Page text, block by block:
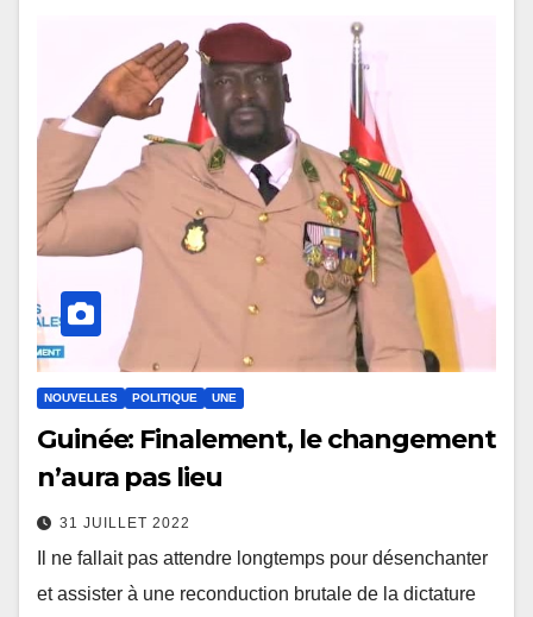
NOUVELLES POLITIQUE UNE
Guinée: Finalement, le changement
n’aura pas lieu
31 JUILLET 2022
Il ne fallait pas attendre longtemps pour désenchanter
et assister à une reconduction brutale de la dictature